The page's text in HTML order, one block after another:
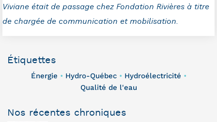
Viviane était de passage chez Fondation Rivières à titre
de chargée de communication et mobilisation.
Étiquettes
Énergie • Hydro-Québec• Hydroélectricité •
Qualité de l'eau
Nos récentes chroniques